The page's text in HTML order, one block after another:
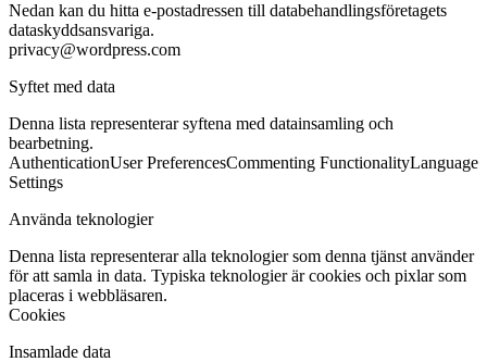
Nedan kan du hitta e-postadressen till databehandlingsföretagets
dataskyddsansvariga.
privacy@wordpress.com
Syftet med data
Denna lista representerar syftena med datainsamling och
bearbetning.
AuthenticationUser PreferencesCommenting FunctionalityLanguage
Settings
Använda teknologier
Denna lista representerar alla teknologier som denna tjänst använder
för att samla in data. Typiska teknologier är cookies och pixlar som
placeras i webbläsaren.
Cookies
Insamlade data